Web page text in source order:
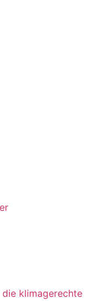
klimagerechte